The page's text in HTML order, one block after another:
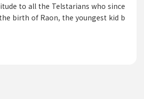
to all the Telstarians who since
birth of Raon, the youngest kid b